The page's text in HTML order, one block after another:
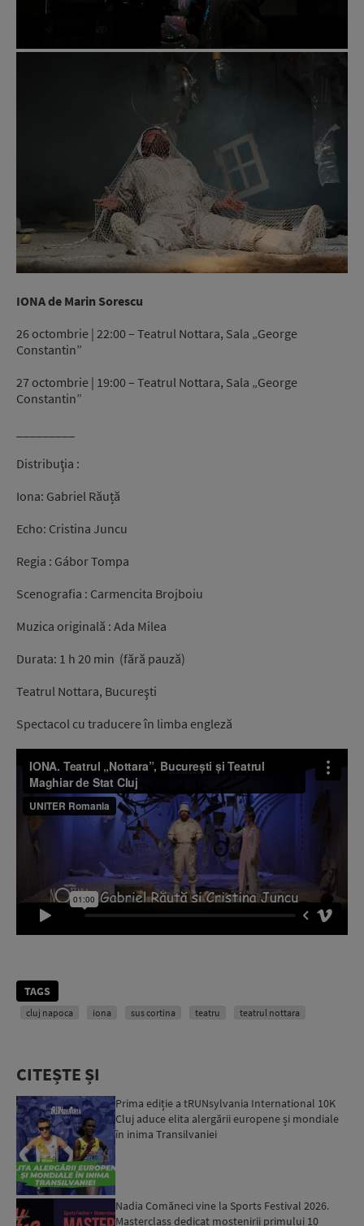
IONA de Marin Sorescu
26 octombrie | 22:00 – Teatrul Nottara, Sala „George
Constantin”
27 octombrie | 19:00 – Teatrul Nottara, Sala „George
Constantin”
Distribuţia :
Iona: Gabriel Răuță
Echo: Cristina Juncu
Regia : Gábor Tompa
Scenografia : Carmencita Brojboiu
Muzica originală : Ada Milea
Durata: 1 h 20 min (fără pauză)
Teatrul Nottara, Bucureşti
Spectacol cu traducere în limba engleză
TAGS
cluj napoca iona sus cortina teatru teatrul nottara
CITEȘTE ȘI
Prima ediție a tRUNsylvania International 10K
Cluj aduce elita alergării europene și mondiale
în inima Transilvaniei
Nadia Comăneci vine la Sports Festival 2026.
Masterclass dedicat moștenirii primului 10